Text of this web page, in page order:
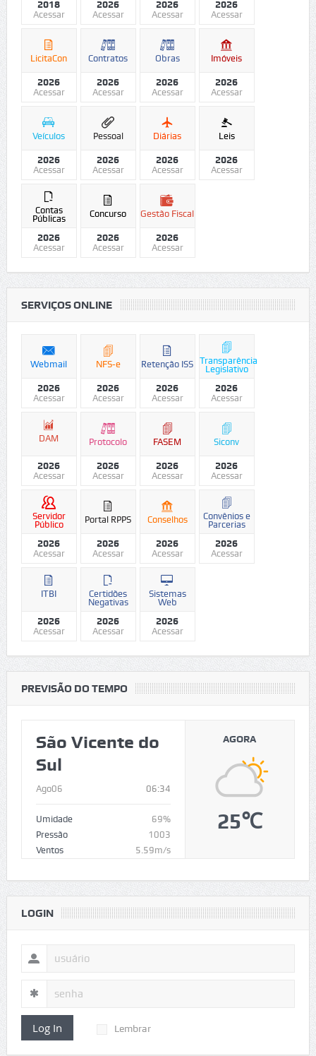
2018
Acessar
2026
Acessar
2026
Acessar
2026
Acessar
LicitaCon
2026
Acessar
Contratos
2026
Acessar
Obras
2026
Acessar
Imóveis
2026
Acessar
Veículos
2026
Acessar
Pessoal
2026
Acessar
Diárias
2026
Acessar
Leis
2026
Acessar
Contas
Públicas
2026
Acessar
Concurso
2026
Acessar
Gestão Fiscal
2026
Acessar
SERVIÇOS ONLINE
Webmail
2026
Acessar
NFS-e
2026
Acessar
Retenção ISS
2026
Acessar
Transparência
Legislativo
2026
Acessar
DAM
2026
Acessar
Protocolo
2026
Acessar
FASEM
2026
Acessar
Siconv
2026
Acessar
Servidor
Público
2026
Acessar
Portal RPPS
2026
Acessar
Conselhos
2026
Acessar
Convênios e
Parcerias
2026
Acessar
ITBI
2026
Acessar
Certidões
Negativas
2026
Acessar
Sistemas
Web
2026
Acessar
PREVISÃO DO TEMPO
São Vicente do
Sul
Ago06 06:34
Umidade
69%
Pressão
1003
Ventos
5.59m/s
AGORA
25℃
LOGIN
Log In Lembrar